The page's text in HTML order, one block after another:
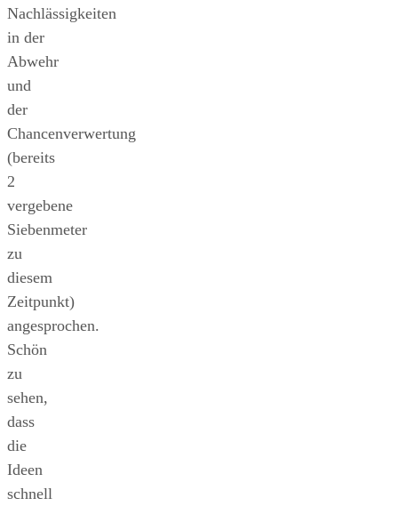
Nachlässigkeiten
in der
Abwehr
und
der
Chancenverwertung
(bereits
2
vergebene
Siebenmeter
zu
diesem
Zeitpunkt)
angesprochen.
Schön
zu
sehen,
dass
die
Ideen
schnell